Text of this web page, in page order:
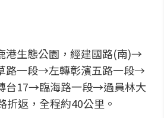
港生態公園，經建國路(南)→
路一段→左轉彰濱五路一段→
台17→臨海路一段→過員林大
返，全程約40公里。